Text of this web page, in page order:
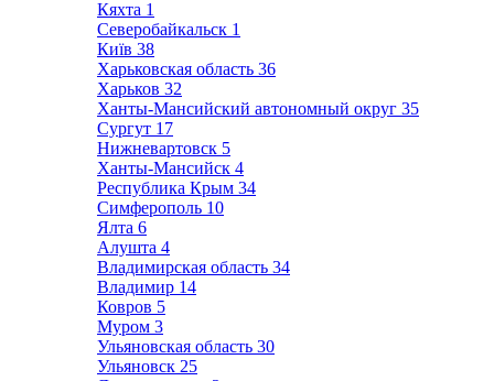
Кяхта 1
Северобайкальск 1
Київ 38
Харьковская область 36
Харьков 32
Ханты-Мансийский автономный округ 35
Сургут 17
Нижневартовск 5
Ханты-Мансийск 4
Республика Крым 34
Симферополь 10
Ялта 6
Алушта 4
Владимирская область 34
Владимир 14
Ковров 5
Муром 3
Ульяновская область 30
Ульяновск 25